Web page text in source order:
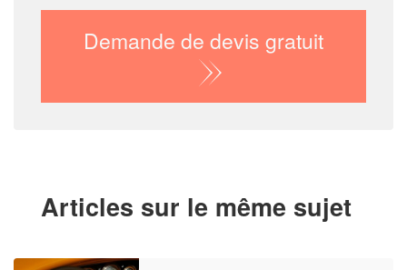
Demande de devis gratuit
Articles sur le même sujet